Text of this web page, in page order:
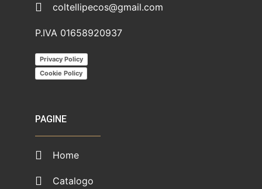
coltellipecos@gmail.com
P.IVA 01658920937
Privacy Policy
Cookie Policy
PAGINE
Home
Catalogo